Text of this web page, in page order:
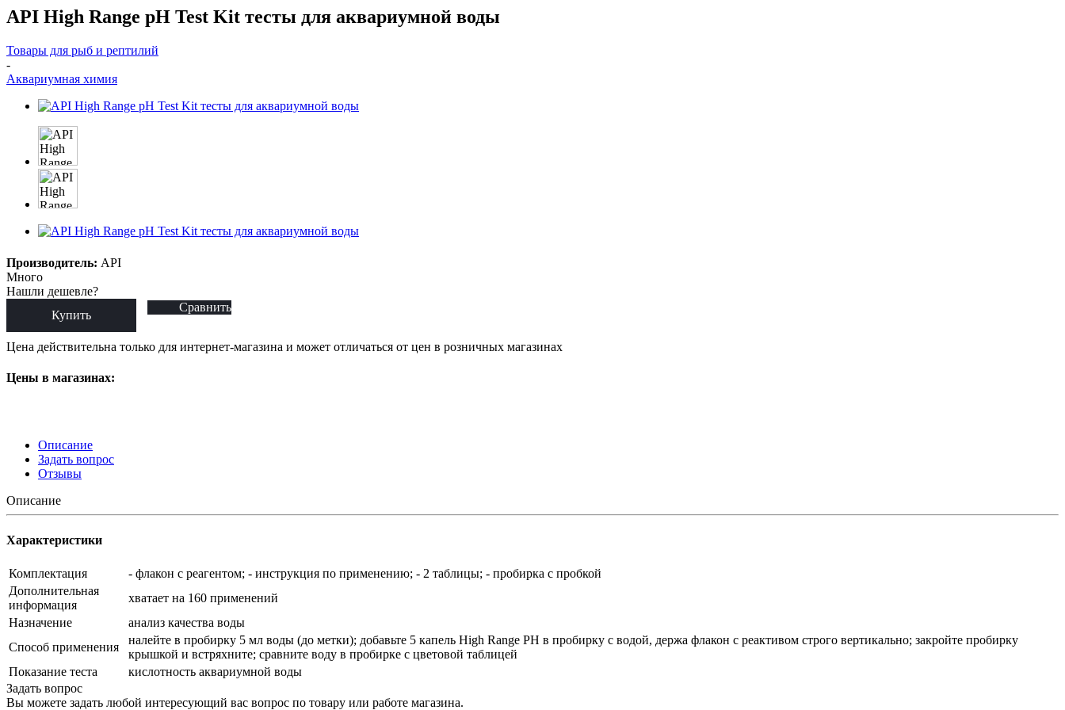
API High Range pH Test Kit тесты для аквариумной воды
Товары для рыб и рептилий
-
Аквариумная химия
Производитель: API
Много
Нашли дешевле?
Купить
Сравнить
Цена действительна только для интернет-магазина и может отличаться от цен в розничных магазинах
Цены в магазинах:
Описание
Задать вопрос
Отзывы
Описание
Характеристики
Комплектация
- флакон с реагентом; - инструкция по применению; - 2 таблицы; - пробирка с пробкой
Дополнительная
информация
хватает на 160 применений
Назначение
анализ качества воды
Способ применения
налейте в пробирку 5 мл воды (до метки); добавьте 5 капель High Range PH в пробирку с водой, держа флакон с реактивом строго вертикально; закройте пробирку
крышкой и встряхните; сравните воду в пробирке с цветовой таблицей
Показание теста
кислотность аквариумной воды
Задать вопрос
Вы можете задать любой интересующий вас вопрос по товару или работе магазина.